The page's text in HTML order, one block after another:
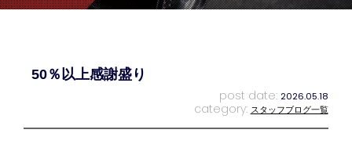
50％以上感謝盛り
post date: 2026.05.18
category: スタッフブログ一覧